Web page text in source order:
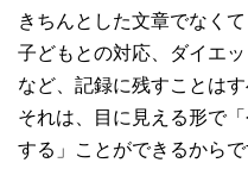
きちんとした文章でなく
子どもとの対応、ダイエ
など、記録に残すことは
それは、目に見える形で
する」ことができるからで